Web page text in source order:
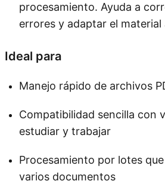
procesamiento. Ayuda a
errores y adaptar el material
Ideal para
Manejo rápido de archivos
Compatibilidad sencilla con
estudiar y trabajar
Procesamiento por lotes
varios documentos